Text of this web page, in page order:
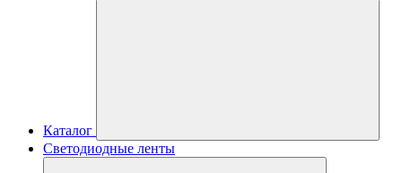
Каталог
Светодиодные ленты